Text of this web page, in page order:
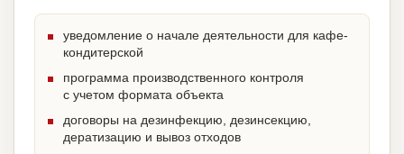
уведомление о начале деятельности для кафе-
кондитерской
программа производственного контроля
с учетом формата объекта
договоры на дезинфекцию, дезинсекцию,
дератизацию и вывоз отходов